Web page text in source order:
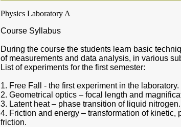
Physics Laboratory A
Course Syllabus
During the course the students learn basic
of measurements and data analysis, in various
List of experiments for the first semester:
1. Free Fall - the first experiment in the laboratory.
2. Geometrical optics – focal length and
3. Latent heat – phase transition of liquid nitrogen.
4. Friction and energy – transformation of
friction.